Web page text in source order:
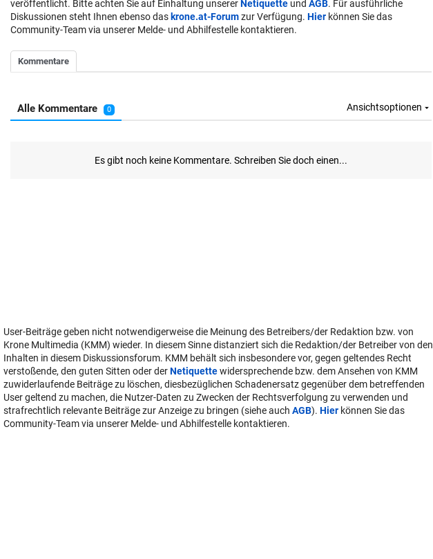
veröffentlicht. Bitte achten Sie auf Einhaltung unsererNetiquette und AGB. Für ausführliche
Diskussionen steht Ihnen ebenso das krone.at-Forumzur Verfügung. Hier können Sie das
Community-Team via unserer Melde- und Abhilfestelle kontaktieren.
User-Beiträge geben nicht notwendigerweise die Meinung des Betreibers/der Redaktion bzw. von
Krone Multimedia (KMM) wieder. In diesem Sinne distanziert sich die Redaktion/der Betreiber von den
Inhalten in diesem Diskussionsforum. KMM behält sich insbesondere vor, gegen geltendes Recht
verstoßende, den guten Sitten oder derNetiquettewidersprechende bzw. dem Ansehen von KMM
zuwiderlaufende Beiträge zu löschen, diesbezüglichen Schadenersatz gegenüber dem betreffenden
User geltend zu machen, die Nutzer-Daten zu Zwecken der Rechtsverfolgung zu verwenden und
strafrechtlich relevante Beiträge zur Anzeige zu bringen (siehe auch AGB). Hier können Sie das
Community-Team via unserer Melde- und Abhilfestelle kontaktieren.